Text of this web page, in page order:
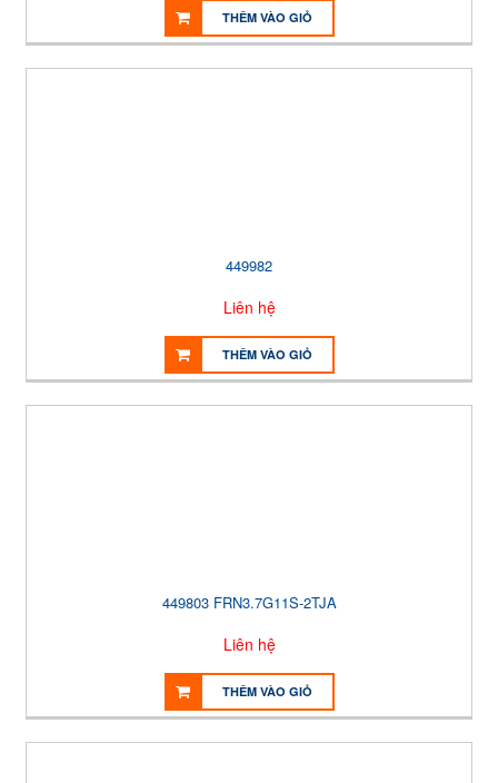
THÊM VÀO GIỎ
449982
Liên hệ
THÊM VÀO GIỎ
449803 FRN3.7G11S-2TJA
Liên hệ
THÊM VÀO GIỎ